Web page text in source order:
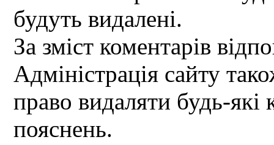
будуть видалені.
За зміст коментарів
Адміністрація сайту
право видаляти будь-які
пояснень.